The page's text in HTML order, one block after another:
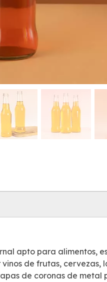
apto para alimentos,
de frutas, cervezas,
de coronas de metal